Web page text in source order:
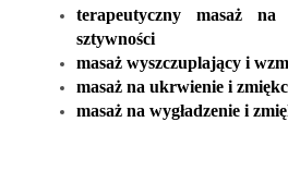
terapeutyczny masaż
sztywności
masaż wyszczuplający i
masaż na ukrwienie i
masaż na wygładzenie i